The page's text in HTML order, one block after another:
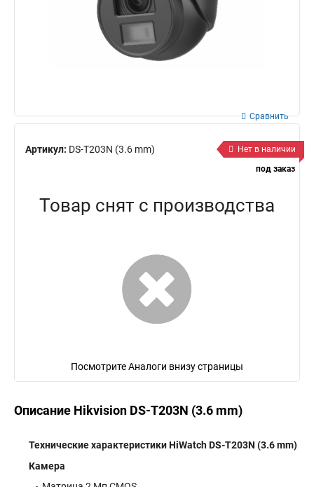
Артикул: DS-T203N (3.6 mm)
Сравнить
Нет в наличии
под заказ
Товар снят с производства
Посмотрите Аналоги внизу страницы
Описание Hikvision DS-T203N (3.6 mm)
Технические характеристики HiWatch DS-T203N (3.6 mm)
Камера